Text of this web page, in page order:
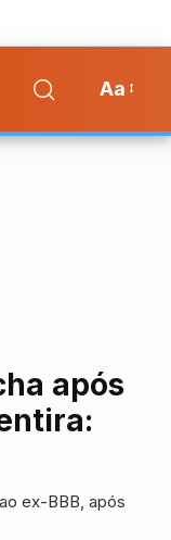
Aa
após
ex-BBB, após